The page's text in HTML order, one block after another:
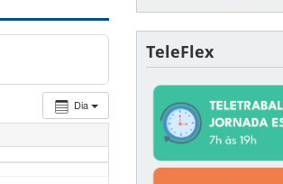
Dia
TeleFlex